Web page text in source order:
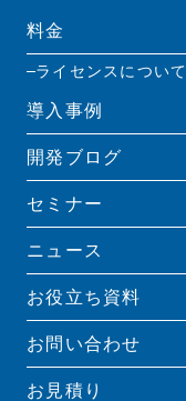
料金
ライセンスについて
導入事例
開発ブログ
セミナー
ニュース
お役立ち資料
お問い合わせ
お見積り